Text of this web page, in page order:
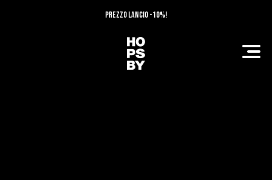
PREZZO LANCIO -10%!